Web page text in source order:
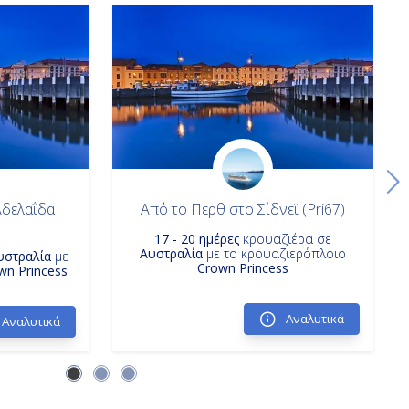
με
Princess
Από το Περθ στο Σίδνεϊ (Pri67)
17 - 20 ημέρεςκρουαζιέρα σε
Αυστραλίαμε το κρουαζιερόπλοιο
Crown Princess
Αναλυτικά